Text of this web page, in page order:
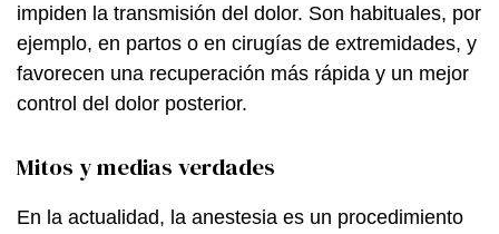
impiden la transmisión del dolor. Son habituales, por
ejemplo, en partos o en cirugías de extremidades, y
favorecen una recuperación más rápida y un mejor
control del dolor posterior.
Mitos y medias verdades
En la actualidad, la anestesia es un procedimiento